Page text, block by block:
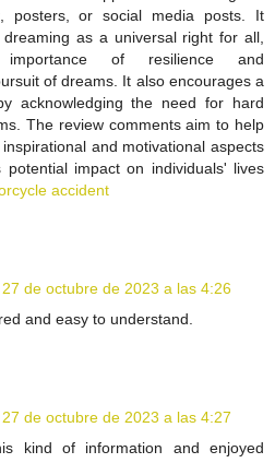
posters, or social media posts. It
as a universal right for all,
importance of resilience and
of dreams. It also encourages a
acknowledging the need for hard
The review comments aim to help
and motivational aspects
impact on individuals' lives
accident
27 de octubre de 2023 a las 4:26
and easy to understand.
27 de octubre de 2023 a las 4:27
kind of information and enjoyed